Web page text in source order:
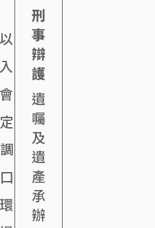
刑
事
辯
護
遺
囑
及
遺
產
承
辦